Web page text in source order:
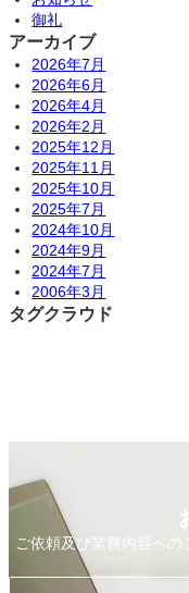
御礼
アーカイブ
2026年7月
2026年6月
2026年4月
2026年2月
2025年12月
2025年11月
2025年10月
2025年7月
2024年10月
2024年9月
2024年7月
2006年3月
タグクラウド
ご依頼及び業務内容へ